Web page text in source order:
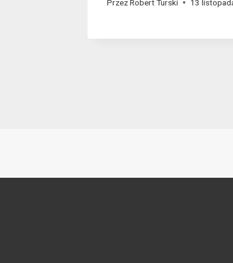
PrzezRobert Turski 13